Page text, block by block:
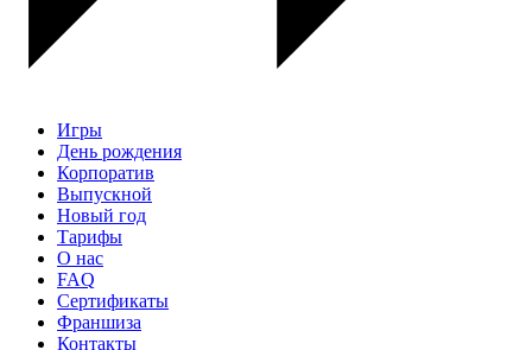
Игры
День рождения
Корпоратив
Выпускной
Новый год
Тарифы
О нас
FAQ
Сертификаты
Франшиза
Контакты